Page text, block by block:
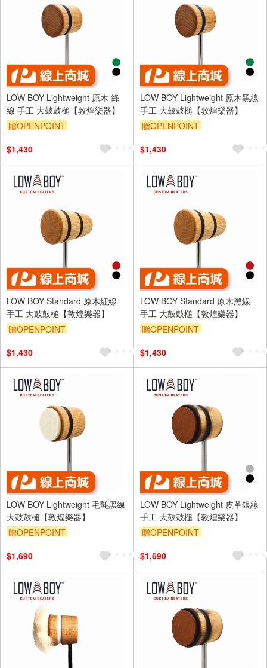
LOW BOY Lightweight 原木 綠
線 手工 大鼓鼓槌【敦煌樂器】
贈OPENPOINT
$1,430
LOW BOY Lightweight 原木黑線
手工 大鼓鼓槌【敦煌樂器】
贈OPENPOINT
$1,430
LOW BOY Standard 原木紅線
手工 大鼓鼓槌【敦煌樂器】
贈OPENPOINT
$1,430
LOW BOY Standard 原木黑線
手工 大鼓鼓槌【敦煌樂器】
贈OPENPOINT
$1,430
LOW BOY Lightweight 毛氈黑線
大鼓鼓槌【敦煌樂器】
贈OPENPOINT
$1,690
LOW BOY Lightweight 皮革銀線
手工 大鼓鼓槌【敦煌樂器】
贈OPENPOINT
$1,690